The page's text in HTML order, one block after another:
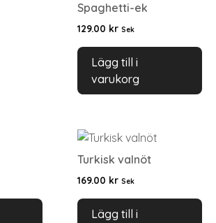
Spaghetti-ek
129.00 kr Sek
Lägg till i
varukorg
Turkisk valnöt
169.00 kr Sek
Lägg till i